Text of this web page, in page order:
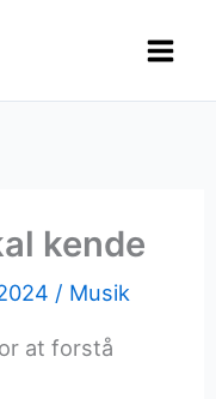
kende
/ Musik
at forstå